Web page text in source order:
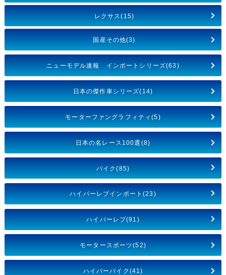
レクサス(15)
国産その他(3)
ニューモデル速報 インポートシリーズ(63)
日本の傑作車シリーズ(14)
モーターファングラフィティ(5)
日本の名レース100選(8)
バイク(85)
ハイパーレブインポート(23)
ハイパーレブ(91)
モータースポーツ(52)
ハイパーバイク(41)